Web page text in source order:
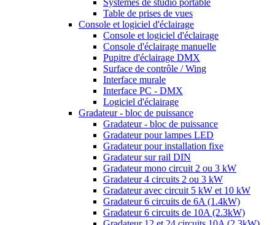
Systèmes de studio portable
Table de prises de vues
Console et logiciel d'éclairage
Console et logiciel d'éclairage
Console d'éclairage manuelle
Pupitre d'éclairage DMX
Surface de contrôle / Wing
Interface murale
Interface PC - DMX
Logiciel d'éclairage
Gradateur - bloc de puissance
Gradateur - bloc de puissance
Gradateur pour lampes LED
Gradateur pour installation fixe
Gradateur sur rail DIN
Gradateur mono circuit 2 ou 3 kW
Gradateur 4 circuits 2 ou 3 kW
Gradateur avec circuit 5 kW et 10 kW
Gradateur 6 circuits de 6A (1.4kW)
Gradateur 6 circuits de 10A (2.3kW)